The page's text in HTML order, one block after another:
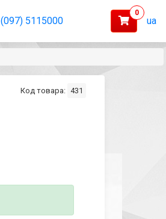
(097) 5115000
0
ua
Код товара: 431